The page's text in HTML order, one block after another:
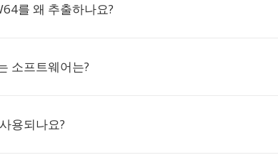
를 왜 추출하나요?
소프트웨어는?
용되나요?